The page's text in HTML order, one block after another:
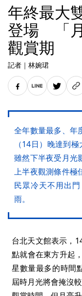
年終最大
登場 「
觀賞期
記者 ｜ 林婉珺
全年數量最多、年
（14日）晚達到
雖然下半夜受月光
上半夜觀測條件極
民眾冷天不用出
雨。
台北天文館表示，
點就會在東方升起
星數量最多的時間
屆時月光將會掩沒